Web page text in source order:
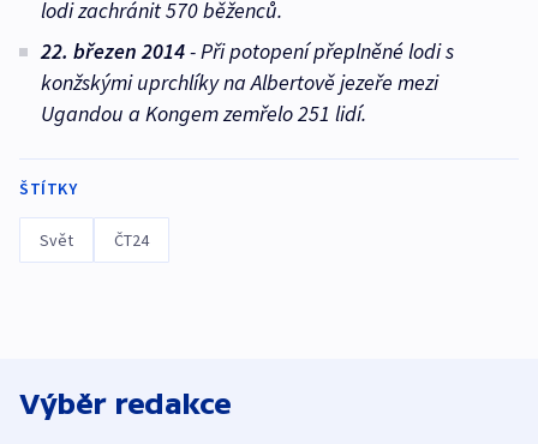
lodi zachránit 570 běženců.
22. březen 2014- Při potopení přeplněné lodi s
konžskými uprchlíky na Albertově jezeře mezi
Ugandou a Kongem zemřelo 251 lidí.
ŠTÍTKY
Svět ČT24
Výběr redakce